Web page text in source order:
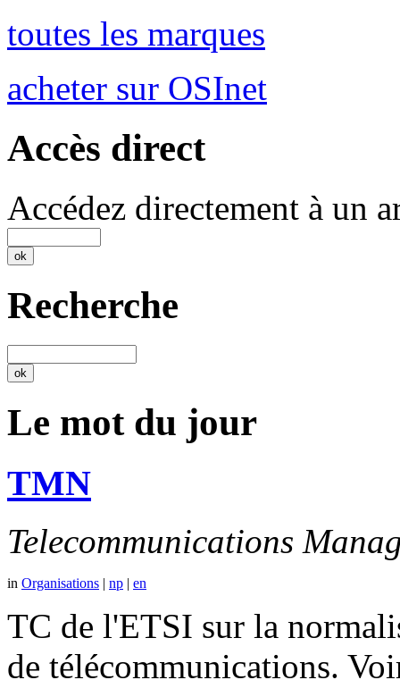
toutes les marques
acheter sur OSInet
Accès direct
Accédez directement à un
Recherche
Le mot du jour
TMN
Telecommunications
in Organisations | np | en
TC de l'ETSI sur la
de télécommunications.